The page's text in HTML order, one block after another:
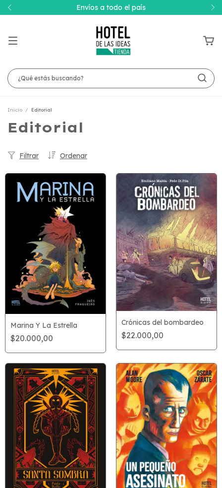
Envíos a todo el país
Inicio / Editorial
Editorial
Ordenar
Filtrar
Marina Y La Estrella
$20.000,00
Crónicas del bombardeo
$22.000,00